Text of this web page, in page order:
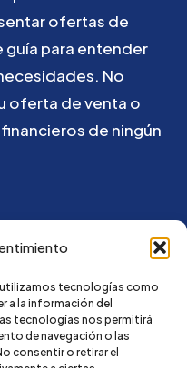
utilizamos tecnologías como
a la información del
tecnologías nos permitirá
de navegación o las
consentir o retirar el
ofertas de
guía para entender
No
oferta deventa o
financieros de ningún
con nosotros